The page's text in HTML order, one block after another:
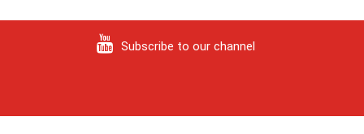
Subscribe to our channel